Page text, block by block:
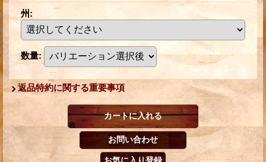
州:
数量:
返品特約に関する重要事項